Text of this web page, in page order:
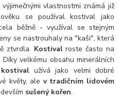
vlastnostmi známá již
se používal kostival jako
běžně - využíval se stejným
se nastrouhaly na "kaši", která
ztvrdla. Kostivalroste často na
velkému obsahu minerálních
kostival užívá jako velmi dobré
květy, ale v tradičním lidovém
sušený kořen.